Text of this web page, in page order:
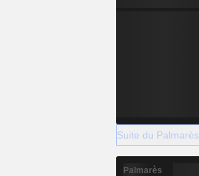
Suite du Palmarès
Palmarès